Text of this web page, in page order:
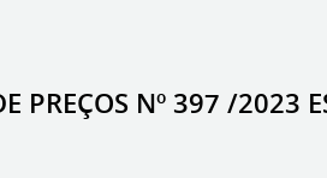
PREÇOS Nº 397 /2023